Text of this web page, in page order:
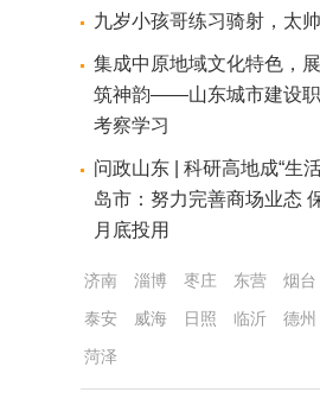
九岁小孩哥练习骑射，太帅
集成中原地域文化特色，
筑神韵——山东城市建设职
考察学习
问政山东 | 科研高地成“生
岛市：努力完善商场业态
月底投用
济南 淄博 枣庄 东营 烟台
泰安
威海 日照 临沂 德州
菏泽